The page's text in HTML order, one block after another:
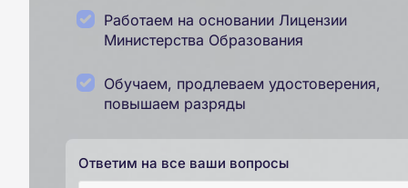
Работаем на основании Лицензии
Министерства Образования
Обучаем, продлеваем удостоверения,
повышаем разряды
Ответим на все ваши вопросы